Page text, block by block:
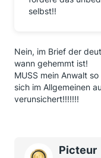
selbst!!
Nein, im Brief der
wann gehemmt ist!
MUSS mein Anwalt
sich im Allgemeinen
verunsichert!!!!!!!
Picteur